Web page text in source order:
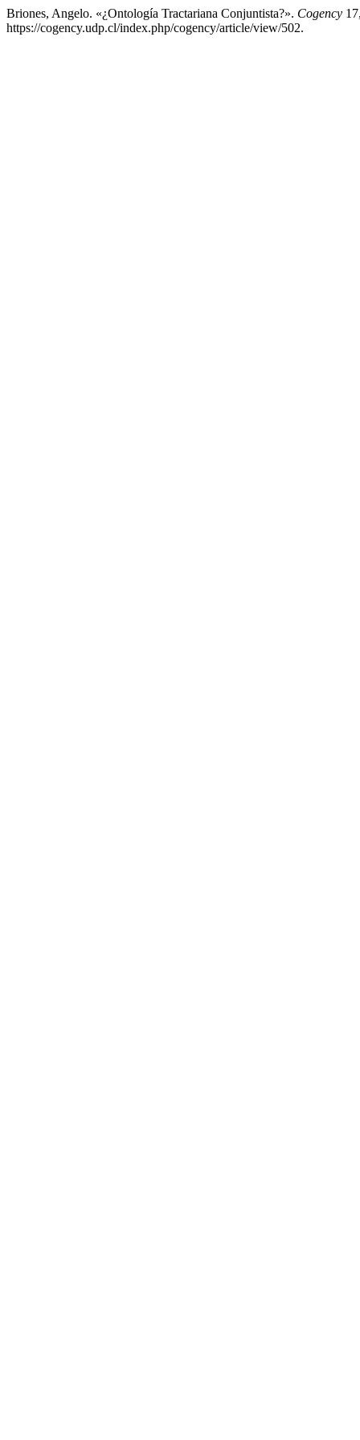
Briones, Angelo. «¿Ontología Tractariana Conjuntista?». Cogency
https://cogency.udp.cl/index.php/cogency/article/view/502.